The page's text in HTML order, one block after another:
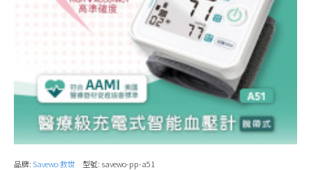
品牌: Savewo 救世 型號: savewo-pp-a51